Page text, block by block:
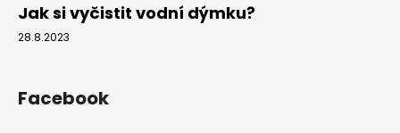
e
m
Jak si vyčistit vodní dýmku?
28.8.2023
Facebook